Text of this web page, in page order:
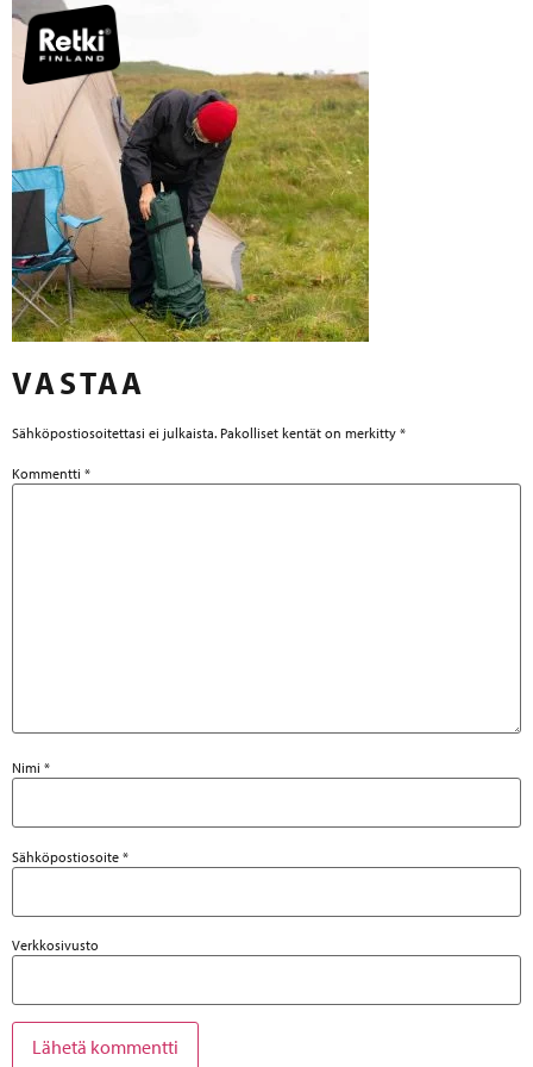
VASTAA
Sähköpostiosoitettasi ei julkaista. Pakolliset kentät on merkitty *
Kommentti *
Nimi *
Sähköpostiosoite *
Verkkosivusto